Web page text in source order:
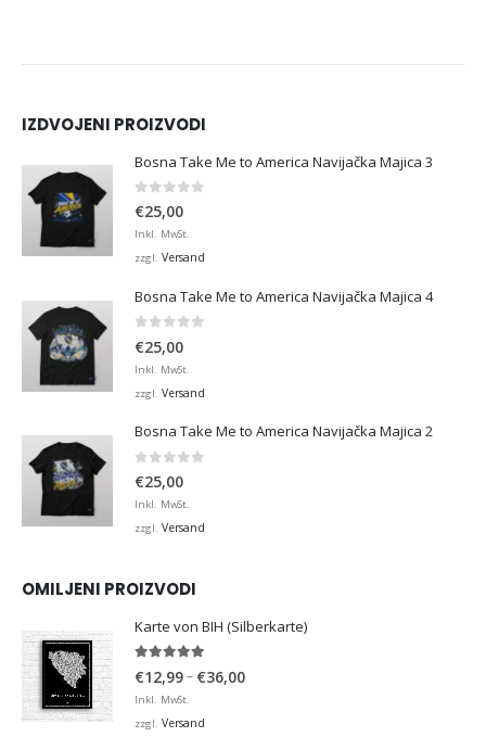
IZDVOJENI PROIZVODI
Bosna Take Me to America Navijačka Majica 3
0 von 5
€25,00
Inkl. MwSt.
zzgl. Versand
Bosna Take Me to America Navijačka Majica 4
€25,00
Inkl. MwSt.
zzgl. Versand
Bosna Take Me to America Navijačka Majica 2
0 von 5
€25,00
Inkl. MwSt.
zzgl. Versand
OMILJENI PROIZVODI
Karte von BIH (Silberkarte)
€12,99– €36,00Preisspanne:
Inkl. MwSt.
zzgl. Versand